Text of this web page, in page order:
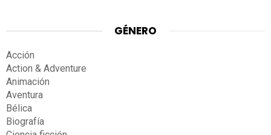
GÉNERO
Acción
Action & Adventure
Animación
Aventura
Bélica
Biografía